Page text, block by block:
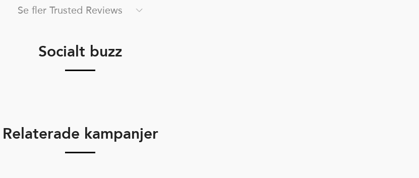
Se fler Trusted Reviews
Socialt buzz
Relaterade kampanjer